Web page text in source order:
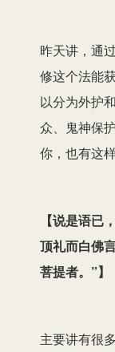
昨天讲，通
修这个法能
以分为外护
众、鬼神保
你，也有这
【说是语已
顶礼而白佛
菩提者。”】
主要讲有很